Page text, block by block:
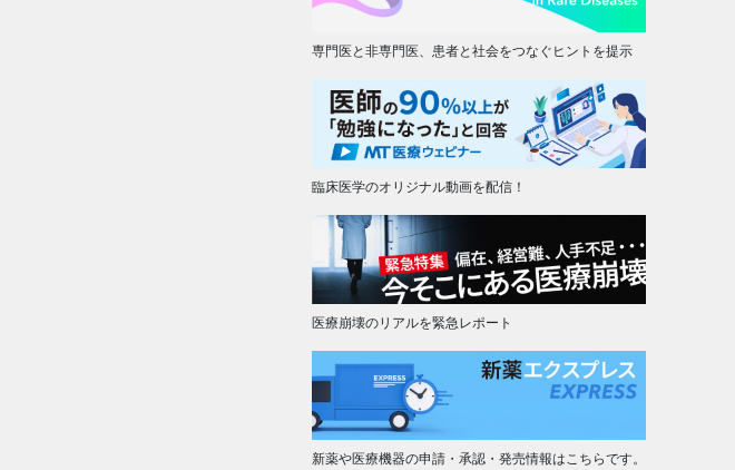
専門医と非専門医、患者と社会をつなぐヒントを提示
臨床医学のオリジナル動画を配信！
医療崩壊のリアルを緊急レポート
新薬や医療機器の申請・承認・発売情報はこちらです。